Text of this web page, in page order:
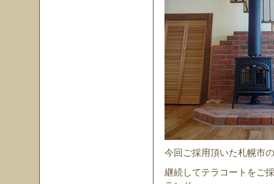
今回ご採用頂いた札幌市
継続してテラコートをご